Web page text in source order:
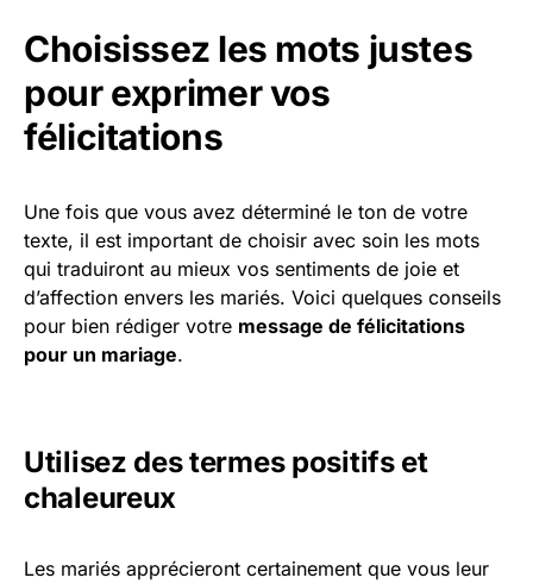
Choisissez les mots justes
pour exprimer vos
félicitations
Une fois que vous avez déterminé le ton de votre
texte, il est important de choisir avec soin les mots
qui traduiront au mieux vos sentiments de joie et
d’affection envers les mariés. Voici quelques conseils
pour bien rédiger votre message de félicitations
pour un mariage.
Utilisez des termes positifs et
chaleureux
Les mariés apprécieront certainement que vous leur